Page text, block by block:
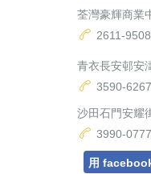
荃灣豪輝商業
2611-9508
青衣長安邨安
3590-6267
沙田石門安耀
3990-0777
用